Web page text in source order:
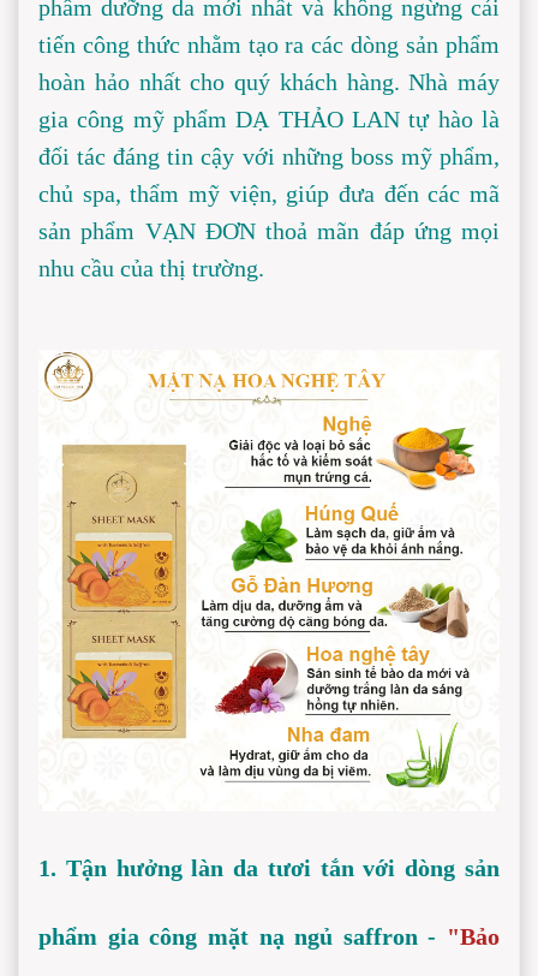
phẩm dưỡng da mới nhất và không ngừng cải
tiến công thức nhằm tạo ra các dòng sản phẩm
hoàn hảo nhất cho quý khách hàng. Nhà máy
gia công mỹ phẩm DẠ THẢO LAN tự hào là
đối tác đáng tin cậy với những boss mỹ phẩm,
chủ spa, thẩm mỹ viện, giúp đưa đến các mã
sản phẩm VẠN ĐƠN thoả mãn đáp ứng mọi
nhu cầu của thị trường.
1. Tận hưởng làn da tươi tắn với dòng sản
phẩm gia công mặt nạ ngủ saffron - "Bảo